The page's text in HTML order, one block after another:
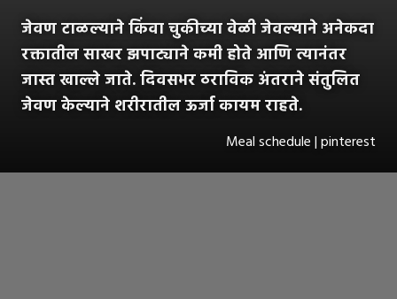
जेवण टाळल्याने किंवा चुकीच्या वेळी जेवल्याने अनेकदा
रक्तातील साखर झपाट्याने कमी होते आणि त्यानंतर
जास्त खाल्ले जाते. दिवसभर ठराविक अंतराने संतुलित
जेवण केल्याने शरीरातील ऊर्जा कायम राहते.
Meal schedule | pinterest